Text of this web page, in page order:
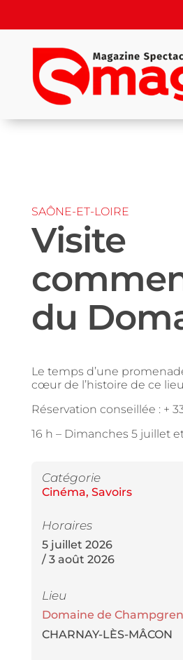
SAÔNE-ET-LOIRE
Visite
du
Le temps d’une
cœur de l’histoire de ce
Réservation conseillée : +
16 h – Dimanches 5 juillet
Catégorie
Cinéma, Savoirs
Horaires
5 juillet 2026
/ 3 août 2026
Lieu
Domaine de
CHARNAY-LÈS-MÂCON